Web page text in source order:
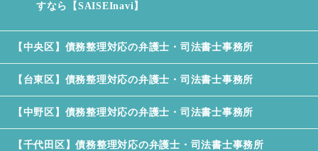
池袋駅法律事務所
フクロウ法律事務所
すなら【SAISEInavi】
【中央区】債務整理対応の弁護士・司法書士事務所
【台東区】債務整理対応の弁護士・司法書士事務所
【中野区】債務整理対応の弁護士・司法書士事務所
【千代田区】債務整理対応の弁護士・司法書士事務所